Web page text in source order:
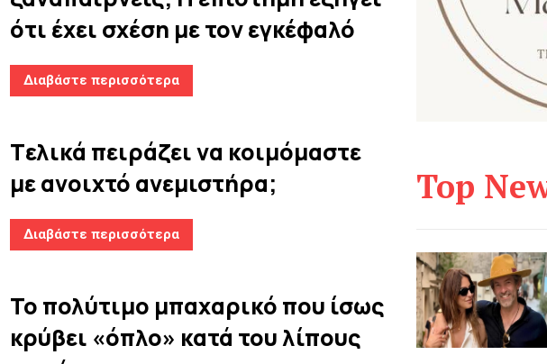
ότι έχει σχέση με τον εγκέφαλό
Διαβάστε περισσότερα
Tελικά πειράζει να κοιμόμαστε
με ανοιχτό ανεμιστήρα;
Διαβάστε περισσότερα
Το πολύτιμο μπαχαρικό που ίσως
κρύβει «όπλο» κατά του λίπους
Top